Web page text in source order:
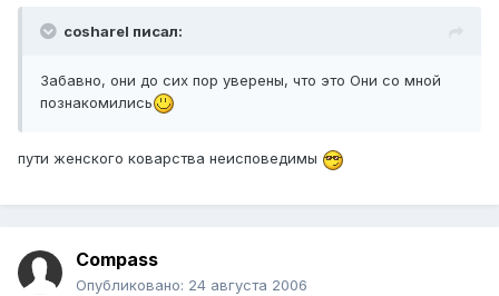
cosharel писал:
Забавно, они до сих пор уверены, что это Они со мной
познакомились
пути женского коварства неисповедимы
Compass
Опубликовано: 24 августа 2006